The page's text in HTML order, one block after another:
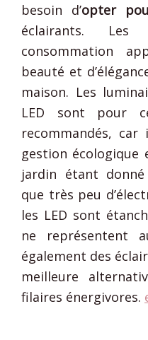
besoin d’opter
éclairants.
consommation
beauté et
maison. Les
LED sont pour
recommandés,
gestion écologique
jardin étant donné
que très peu
les LED sont
ne représentent
également des
meilleure
filaires énergivores.